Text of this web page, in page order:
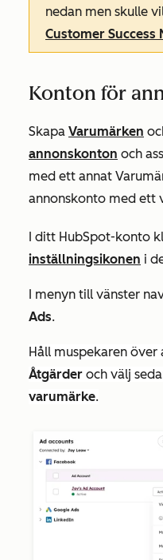
nedan men skulle
Customer Success
Konton för
Skapa Varumärken
annonskonton och
med ett annat
annonskonto med ett
I ditt HubSpot-konto
inställningsikonen i
I menyn till vänster
Ads.
Håll muspekaren
Åtgärder och välj
varumärke.